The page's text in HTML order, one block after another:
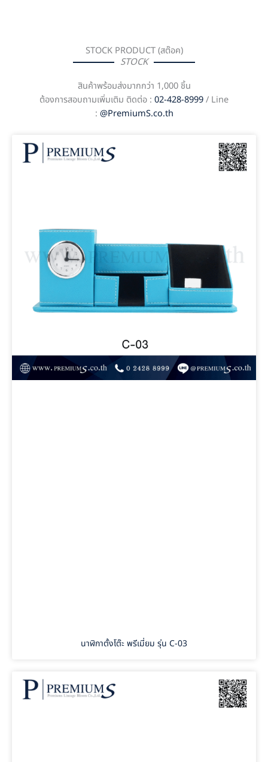
STOCK PRODUCT (สต๊อค)
STOCK
สินค้าพร้อมส่งมากกว่า 1,000 ชิ้น
ต้องการสอบถามเพิ่มเติม ติดต่อ : 02-428-8999/ Line
: @PremiumS.co.th
นาฬิกาตั้งโต๊ะ พรีเมี่ยม รุ่น C-03